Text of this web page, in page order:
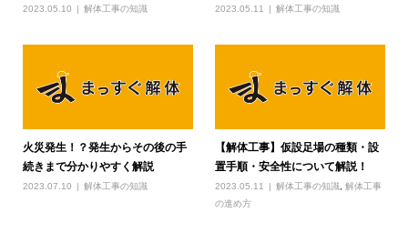
2023.05.10 解体工事の知識 2023.05.11 解体工事の知識
火災発生！？発生からその後の手
続きまで分かりやすく解説
2023.07.10 解体工事の知識
【解体工事】仮設足場の種類・設
置手順・安全性について解説！
2023.05.11 解体工事の知識 ,解体工事
の進め方